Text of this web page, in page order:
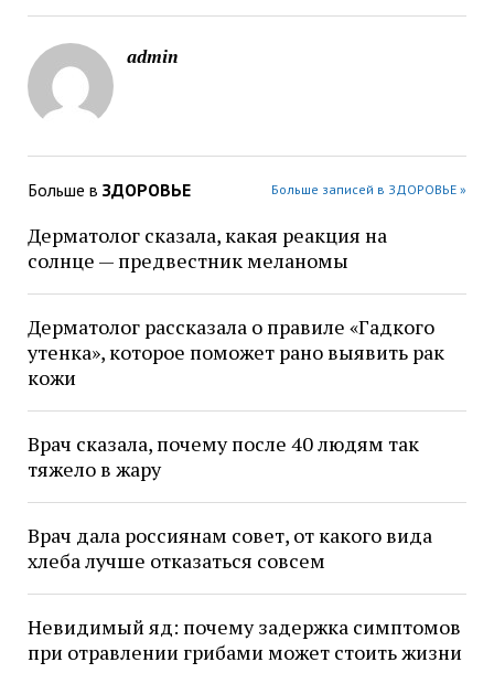
admin
Больше в ЗДОРОВЬЕ Больше записей в ЗДОРОВЬЕ »
Дерматолог сказала, какая реакция на
солнце — предвестник меланомы
Дерматолог рассказала о правиле «Гадкого
утенка», которое поможет рано выявить рак
кожи
Врач сказала, почему после 40 людям так
тяжело в жару
Врач дала россиянам совет, от какого вида
хлеба лучше отказаться совсем
Невидимый яд: почему задержка симптомов
при отравлении грибами может стоить жизни